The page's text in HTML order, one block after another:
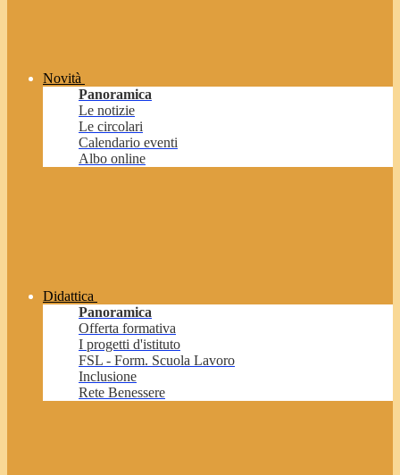
Novità
Panoramica
Le notizie
Le circolari
Calendario eventi
Albo online
Didattica
Panoramica
Offerta formativa
I progetti d'istituto
FSL - Form. Scuola Lavoro
Inclusione
Rete Benessere